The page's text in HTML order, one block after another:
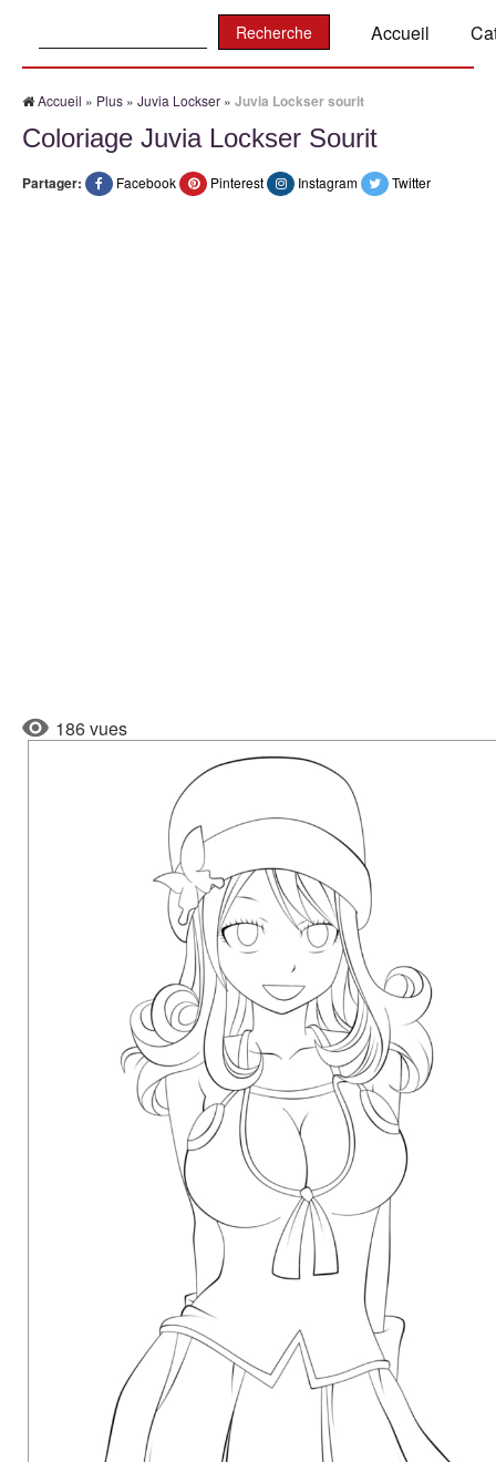
Accueil
Accueil » Plus » Juvia Lockser » Juvia Lockser sourit
Coloriage Juvia Lockser Sourit
Partager: Facebook Pinterest Instagram Twitter
186 vues